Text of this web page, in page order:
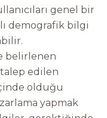
genel bir
demografik bilgi
belirlenen
talep edilen
olduğu
yapmak